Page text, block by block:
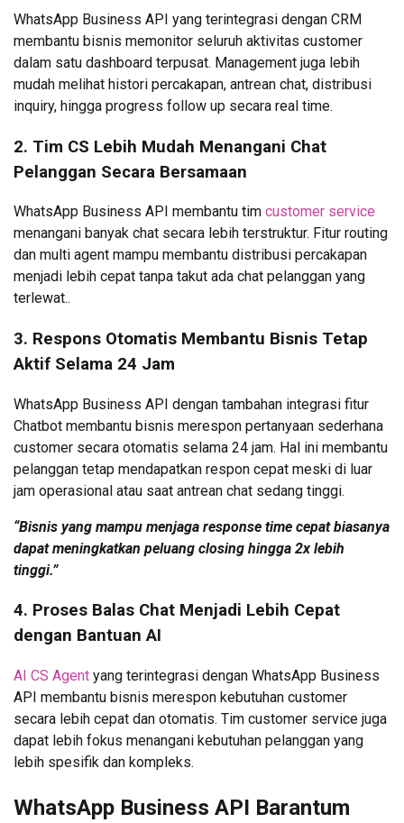
WhatsApp Business API yang terintegrasi dengan CRM
membantu bisnis memonitor seluruh aktivitas customer
dalam satu dashboard terpusat. Management juga lebih
mudah melihat histori percakapan, antrean chat, distribusi
inquiry, hingga progress follow up secara real time.
2. Tim CS Lebih Mudah Menangani Chat
Pelanggan Secara Bersamaan
WhatsApp Business API membantu tim customer service
menangani banyak chat secara lebih terstruktur. Fitur routing
dan multi agent mampu membantu distribusi percakapan
menjadi lebih cepat tanpa takut ada chat pelanggan yang
terlewat..
3. Respons Otomatis Membantu Bisnis Tetap
Aktif Selama 24 Jam
WhatsApp Business API dengan tambahan integrasi fitur
Chatbot membantu bisnis merespon pertanyaan sederhana
customer secara otomatis selama 24 jam. Hal ini membantu
pelanggan tetap mendapatkan respon cepat meski di luar
jam operasional atau saat antrean chat sedang tinggi.
“Bisnis yang mampu menjaga response time cepat biasanya
dapat meningkatkan peluang closing hingga 2x lebih
tinggi.”
4. Proses Balas Chat Menjadi Lebih Cepat
dengan Bantuan AI
AI CS Agent yang terintegrasi dengan WhatsApp Business
API membantu bisnis merespon kebutuhan customer
secara lebih cepat dan otomatis. Tim customer service juga
dapat lebih fokus menangani kebutuhan pelanggan yang
lebih spesifik dan kompleks.
WhatsApp Business API Barantum